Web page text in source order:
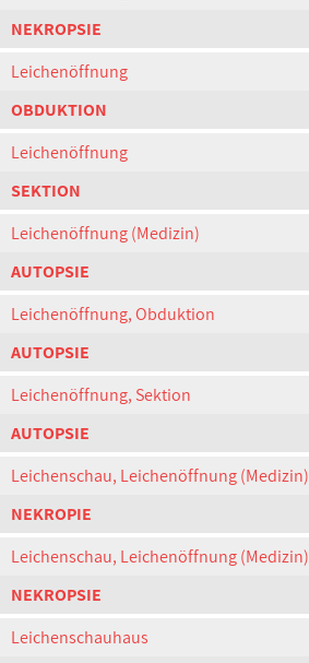
NEKROPSIE
Leichenöffnung
OBDUKTION
Leichenöffnung
SEKTION
Leichenöffnung (Medizin)
AUTOPSIE
Leichenöffnung, Obduktion
AUTOPSIE
Leichenöffnung, Sektion
AUTOPSIE
Leichenschau, Leichenöffnung (Medizin)
NEKROPIE
Leichenschau, Leichenöffnung (Medizin)
NEKROPSIE
Leichenschauhaus